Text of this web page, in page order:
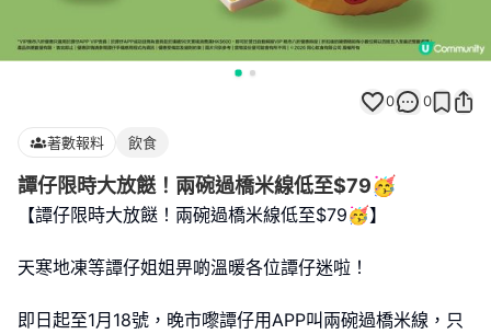
0 0
著數報料 飲食
譚仔限時大放餸！兩碗過橋米線低至$79🥳
【譚仔限時大放餸！兩碗過橋米線低至$79🥳】
天寒地凍等譚仔姐姐畀啲溫暖各位譚仔迷啦！
即日起至1月18號，晚市嚟譚仔用APP叫兩碗過橋米線，只